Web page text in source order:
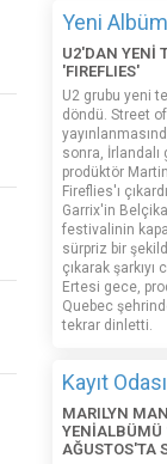
Yeni
U2'DAN YENİ
'FIREFLIES'
U2 grubu yeni
döndü. Street
sonra, İrlandalı
prodüktör
Fireflies'ı
Garrix'in
festivalinin
sürpriz bir
çıkarak
Ertesi gece,
Quebec
tekrar dinletti.
Kayıt Odası
MARILYN
YENİALBÜMÜ
AĞUSTOS'TA